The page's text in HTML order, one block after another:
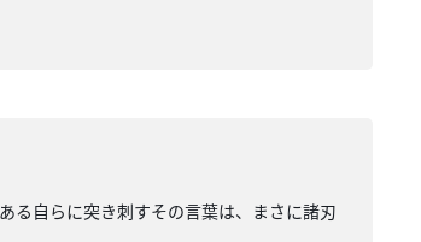
る自らに突き刺すその言葉は、まさに諸刃